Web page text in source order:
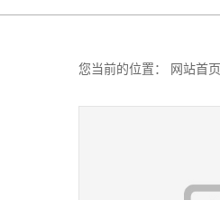
您当前的位置： 网站首页